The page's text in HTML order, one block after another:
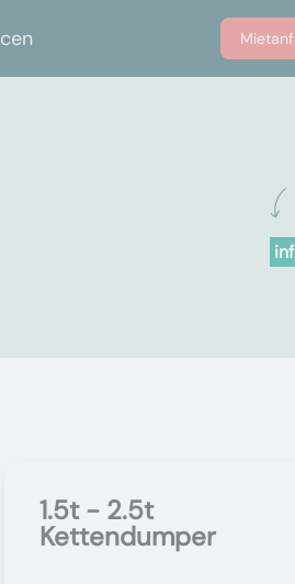
1.5t - 2.5t
Kettendumper